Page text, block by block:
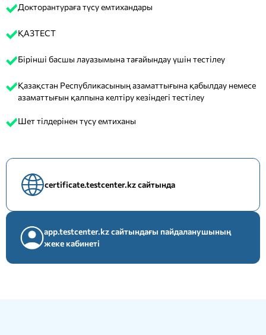
Докторантураға түсу емтихандары
ҚАЗТЕСТ
Бірінші басшы лауазымына тағайындау үшін тестілеу
Қазақстан Республикасының азаматтығына қабылдау немесе
азаматтығын қалпына келтіру кезіндегі тестілеу
Шет тілдерінен түсу емтиханы
certificate.testcenter.kz сайтында
app.testcenter.kz сайтындағы пайдаланушының
жеке кабинеті